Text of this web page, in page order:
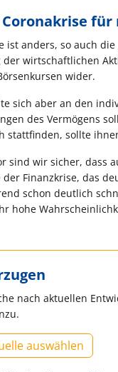
für
ist anders, so auch
der wirtschaftlichen
wider.
sich aber an den
des Vermögens
stattfinden, sollte
sind wir sicher, dass
der Finanzkrise, das
schon deutlich
hohe
nach aktuellen
auswählen